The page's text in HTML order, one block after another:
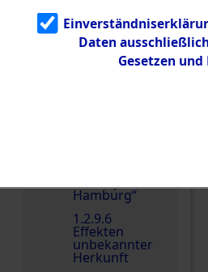
1.2.9.3
Effekten aus
dem KZ
Neuengamm
Hamburg“
1.2.9.6
Effekten
unbekannter
Herkunft
Daten
Gesetzen